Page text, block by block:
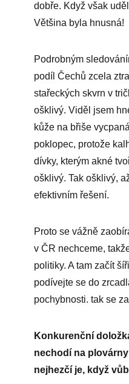
dobře. Když však
Většina byla hnusná!
Podrobným
podíl Čechů zcela
stařeckých skvrn v
ošklivý. Viděl jsem
kůže na břiše
poklopec, protože
dívky, kterým akné
ošklivý. Tak ošklivý,
efektivním řešení.
Proto se vážně
v ČR nechceme,
politiky. A tam začít
podívejte se do
pochybnosti. tak se
Konkurenční
nechodí na
nejhezčí je, když